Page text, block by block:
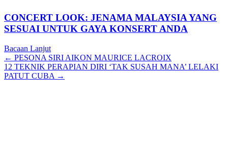
CONCERT LOOK: JENAMA MALAYSIA YANG
SESUAI UNTUK GAYA KONSERT ANDA
Bacaan Lanjut
Posts
navigation
← PESONA SIRI AIKON MAURICE LACROIX
12 TEKNIK PERAPIAN DIRI ‘TAK SUSAH MANA’ LELAKI
PATUT CUBA →